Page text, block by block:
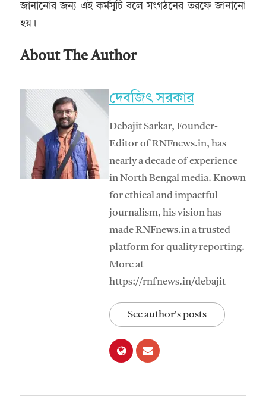
জানানোর জন্য এই কর্মসূচি বলে সংগঠনের তরফে জানানো
হয়।
About The Author
দেবজিৎ সরকার
Debajit Sarkar, Founder-
Editor of RNFnews.in, has
nearly a decade of experience
in North Bengal media. Known
for ethical and impactful
journalism, his vision has
made RNFnews.in a trusted
platform for quality reporting.
More at
https://rnfnews.in/debajit
See author's posts